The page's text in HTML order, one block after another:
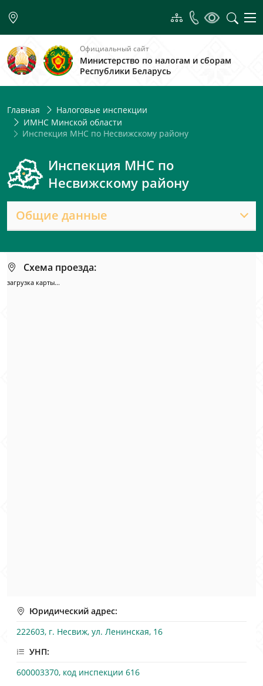
Официальный сайт
Министерство по налогам и сборам
Республики Беларусь
Главная
Налоговые инспекции
ИМНС Минской области
Инспекция МНС по Несвижскому району
Инспекция МНС по
Несвижскому району
Общие данные
Схема проезда:
загрузка карты...
Юридический адрес:
222603, г. Несвиж, ул. Ленинская, 16
УНП:
600003370, код инспекции 616